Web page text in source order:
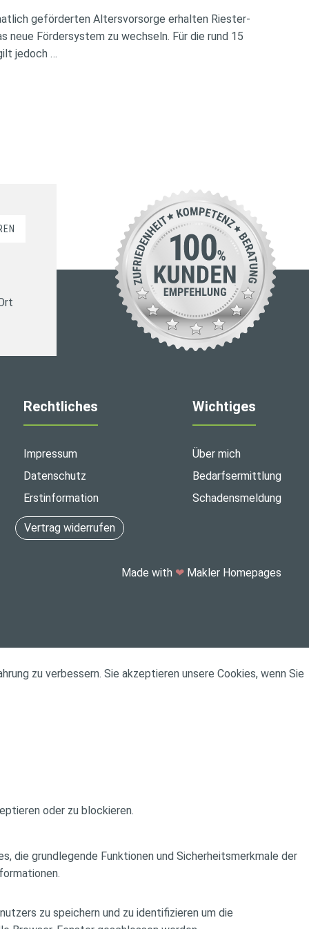
geförderten Altersvorsorge erhalten Riester-
neue Fördersystem zu wechseln. Für die rund 15
jedoch …
Rechtliches
Impressum
Datenschutz
Erstinformation
Vertrag widerrufen
Wichtiges
Über mich
Bedarfsermittlung
Schadensmeldung
Made with ❤Makler Homepages
zu verbessern. Sie akzeptieren unsere Cookies, wenn Sie
oder zu blockieren.
die grundlegende Funktionen und Sicherheitsmerkmale der
zu speichern und zu identifizieren um die